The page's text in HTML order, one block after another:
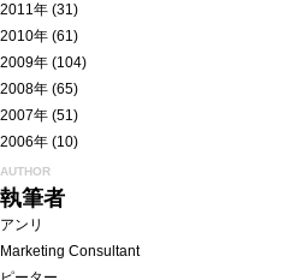
2011年 (31)
2010年 (61)
2009年 (104)
2008年 (65)
2007年 (51)
2006年 (10)
AUTHOR
執筆者
アンリ
Marketing Consultant